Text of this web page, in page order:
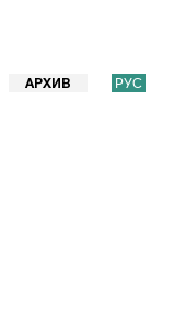
РУС
АРХИВ